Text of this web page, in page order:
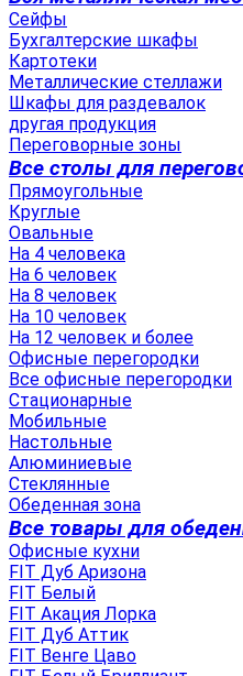
Сейфы
Бухгалтерские шкафы
Картотеки
Металлические стеллажи
Шкафы для раздевалок
другая продукция
Переговорные зоны
Все столы для
Прямоугольные
Круглые
Овальные
На 4 человека
На 6 человек
На 8 человек
На 10 человек
На 12 человек и более
Офисные перегородки
Все офисные перегородки
Стационарные
Мобильные
Настольные
Алюминиевые
Стеклянные
Обеденная зона
Все товары для
Офисные кухни
FIT Дуб Аризона
FIT Белый
FIT Акация Лорка
FIT Дуб Аттик
FIT Венге Цаво